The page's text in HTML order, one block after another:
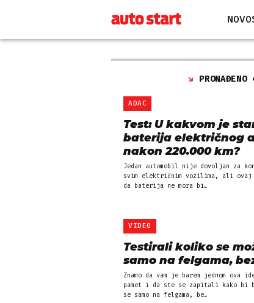
ADAC
Test: U kakvom je
baterija električnog
nakon 220.000 km?
Jedan automobil nije dovoljan za
svim električnim vozilima, ali ovaj
da baterija ne mora bi…
VIDEO
Testirali koliko se
samo na felgama,
Znamo da vam je barem jednom ova
pamet i da ste se zapitali kako bi
se samo na felgama, be…